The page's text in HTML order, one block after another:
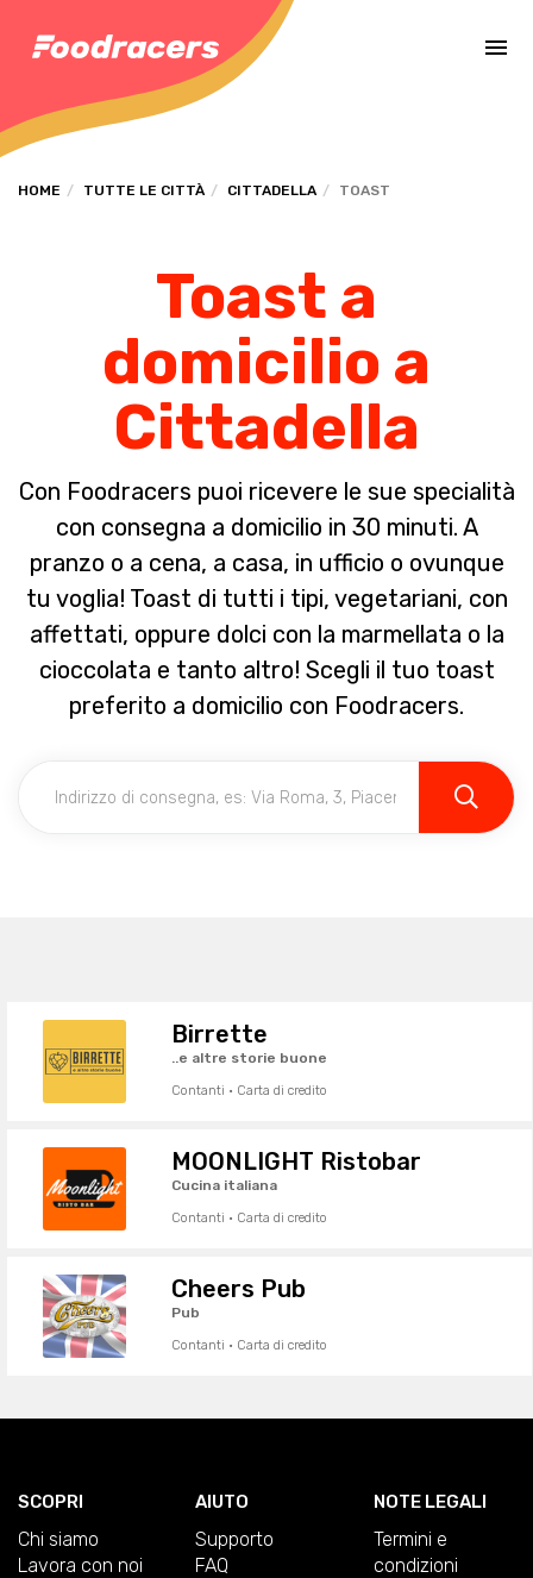
HOME TUTTE LE CITTÀ CITTADELLA TOAST
Toast a
domicilio a
Cittadella
Con Foodracers puoi ricevere le sue specialità
con consegna a domicilio in 30 minuti. A
pranzo o a cena, a casa, in ufficio o ovunque
tu voglia! Toast di tutti i tipi, vegetariani, con
affettati, oppure dolci con la marmellata o la
cioccolata e tanto altro! Scegli il tuo toast
preferito a domicilio con Foodracers.
Birrette
..e altre storie buone
Contanti · Carta di credito
MOONLIGHT Ristobar
Cucina italiana
Contanti · Carta di credito
Cheers Pub
Pub
Contanti · Carta di credito
SCOPRI
Chi siamo
Lavora con noi
AIUTO
Supporto
FAQ
NOTE LEGALI
Termini e
condizioni